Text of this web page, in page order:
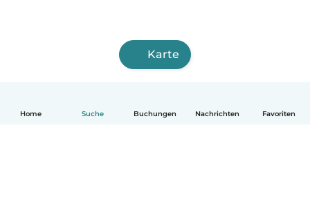
Home Suche Buchungen Nachrichten Favoriten
Karte